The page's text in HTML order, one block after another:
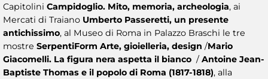
Capitolini Campidoglio. Mito, memoria, archeologia, ai
Mercati di Traiano Umberto Passeretti, un presente
antichissimo, al Museo di Roma in Palazzo Braschi le tre
mostre SerpentiForm Arte, gioielleria, design /Mario
Giacomelli. La figura nera aspetta il bianco /Antoine Jean-
Baptiste Thomas e il popolo di Roma (1817-1818), alla